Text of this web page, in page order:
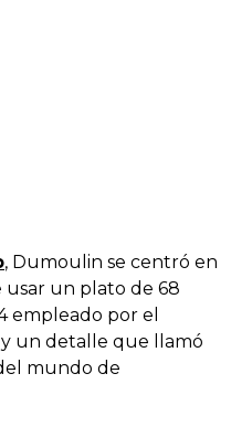
, Dumoulin se centró en
usar un plato de 68
empleado por el
y un detalle que llamó
mundo de